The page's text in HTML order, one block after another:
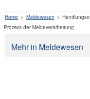
Mehr in Meldewesen
Home Meldewesen
Prozess der Meldeverarbeitung